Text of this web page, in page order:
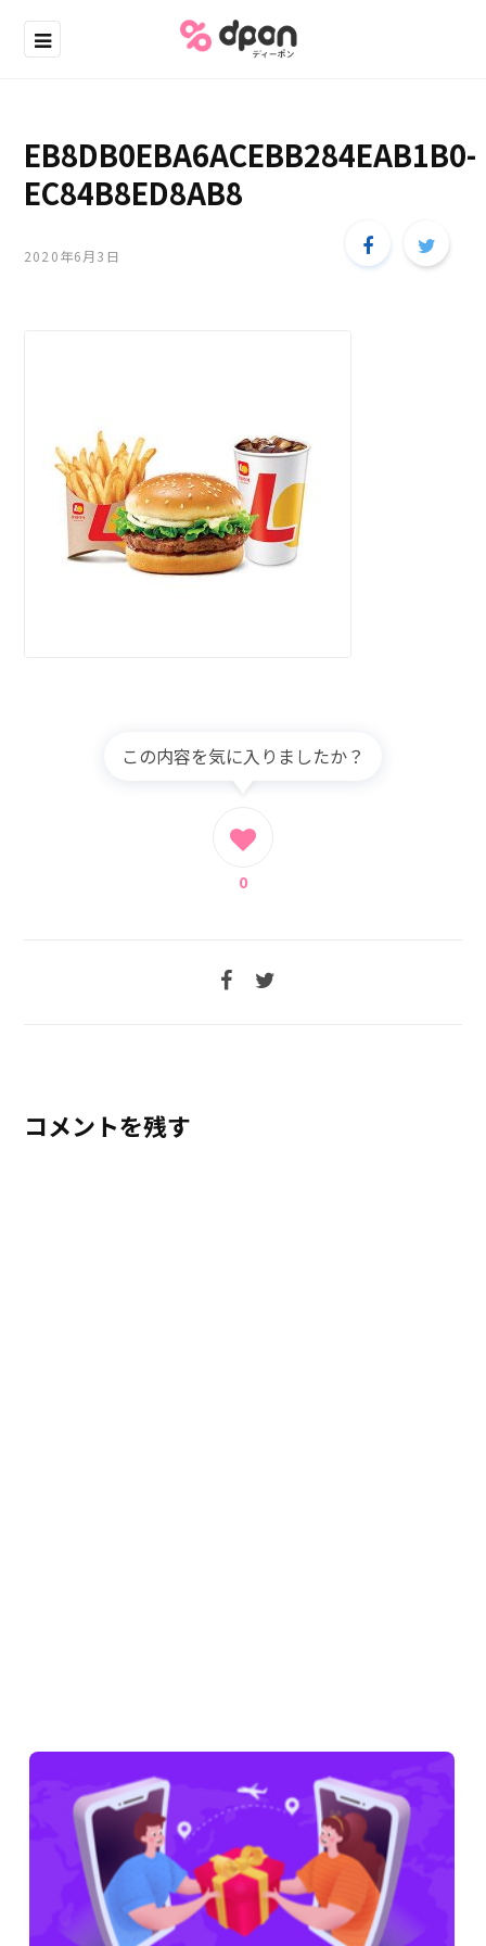
EB8DB0EBA6ACEBB284EAB1B0-
EC84B8ED8AB8
2020年6月3日
この内容を気に入りましたか？
0
コメントを残す